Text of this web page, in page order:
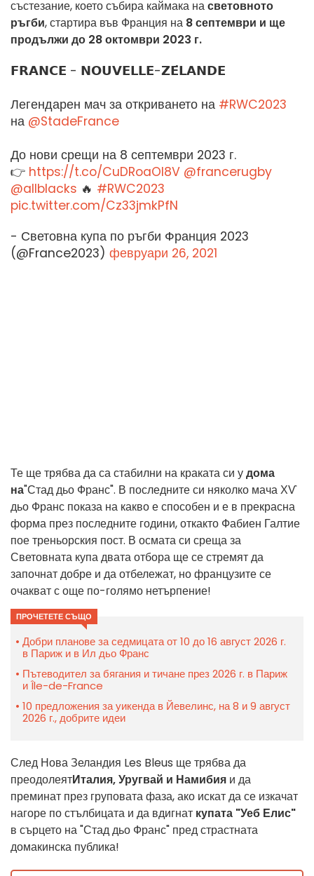
състезание, което събира каймака насветовното
ръгби, стартира във Франция на 8 септември и ще
продължи до 28 октомври 2023 г.
𝗙𝗥𝗔𝗡𝗖𝗘 - 𝗡𝗢𝗨𝗩𝗘𝗟𝗟𝗘-𝗭𝗘́𝗟𝗔𝗡𝗗𝗘
Легендарен мач за откриването на #RWC2023
на @StadeFrance
До нови срещи на 8 септември 2023 г.
👉 https://t.co/CuDRoaOI8V @francerugby
@allblacks 🔥 #RWC2023
pic.twitter.com/Cz33jmkPfN
- Световна купа по ръгби Франция 2023
(@France2023) февруари 26, 2021
Те ще трябва да са стабилни на краката си удома
на"Стад дьо Франс". В последните си няколко мача ХѴ
дьо Франс показа на какво е способен и е в прекрасна
форма през последните години, откакто Фабиен Галтие
пое треньорския пост. В осмата си среща за
Световната купа двата отбора ще се стремят да
започнат добре и да отбележат, но французите се
очакват с още по-голямо нетърпение!
ПРОЧЕТЕТЕ СЪЩО
Добри планове за седмицата от 10 до 16 август 2026 г.
в Париж и в Ил дьо Франс
Пътеводител за бягания и тичане през 2026 г. в Париж
и Île-de-France
10 предложения за уикенда в Йевелинс, на 8 и 9 август
2026 г., добрите идеи
След Нова Зеландия Les Bleus ще трябва да
преодолеятИталия, Уругвай и Намибия и да
преминат през груповата фаза, ако искат да се изкачат
нагоре по стълбицата и да вдигнат купата "Уеб Елис"
в сърцето на "Стад дьо Франс" пред страстната
домакинска публика!